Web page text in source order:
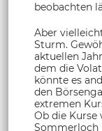
beobachten
Aber
Sturm.
aktuellen
dem die
könnte es
den
extremen
Ob die Kurse
Sommerloch